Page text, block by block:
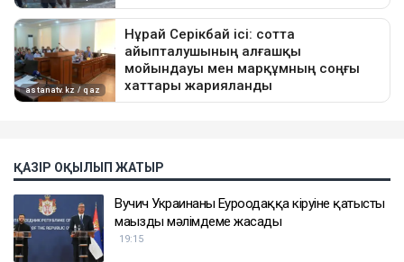
ҚАЗІР ОҚЫЛЫП ЖАТЫР
Вучич Украинаның Еуроодаққа кіруіне қатысты
маңызды мәлімдеме жасады
19:15